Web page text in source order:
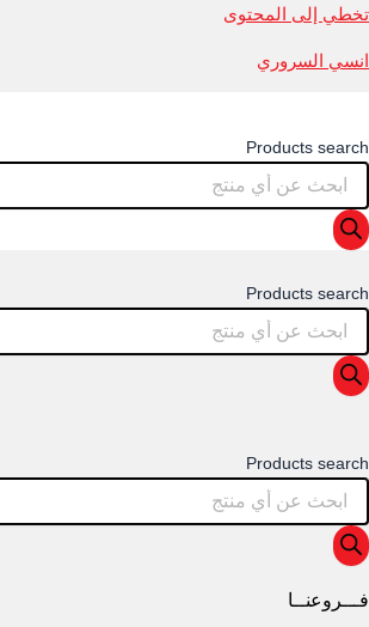
تخطي إلى المحتوى
انسي السروري
Products search
Products search
Products search
فـــروعنــا